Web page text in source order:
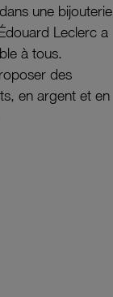
une bijouterie
Leclerc a
à tous.
des
en argent et en